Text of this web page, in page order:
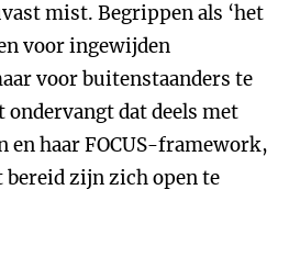
mist. Begrippen als ‘het
voor ingewijden
voor buitenstaanders te
dat deels met
en haar FOCUS-framework,
bereid zijn zich open te